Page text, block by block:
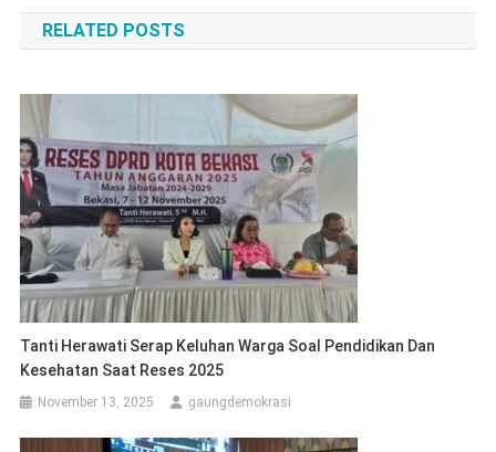
RELATED POSTS
Tanti Herawati Serap Keluhan Warga Soal Pendidikan Dan
Kesehatan Saat Reses 2025
November 13, 2025 gaungdemokrasi